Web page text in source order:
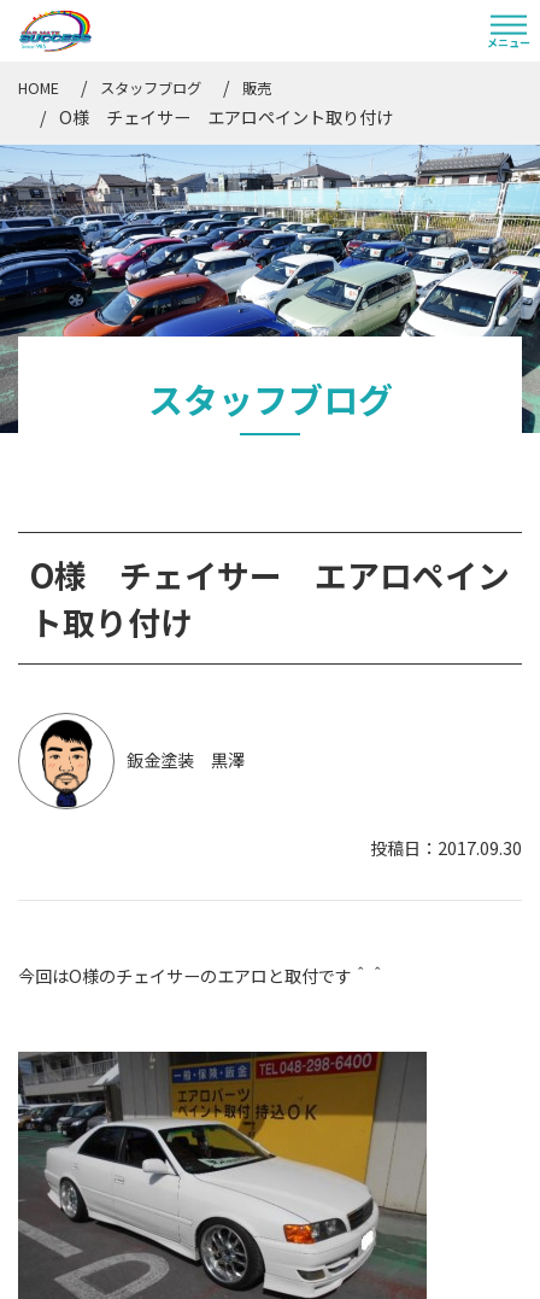
HOME スタッフブログ 販売
O様 チェイサー エアロペイント取り付け
スタッフブログ
O様 チェイサー エアロペイン
ト取り付け
鈑金塗装 黒澤
2017.09.30
今回はO様のチェイサーのエアロと取付です＾＾